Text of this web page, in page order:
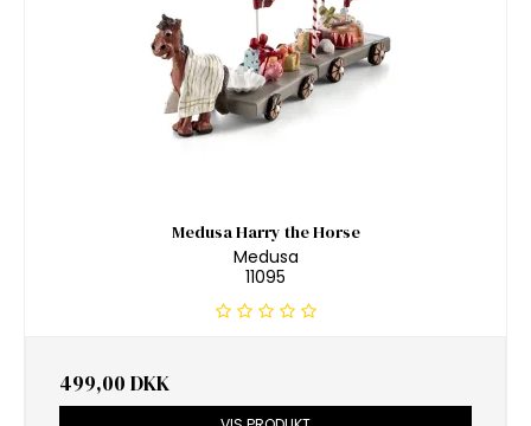
Medusa Harry the Horse
Medusa
11095
499,00 DKK